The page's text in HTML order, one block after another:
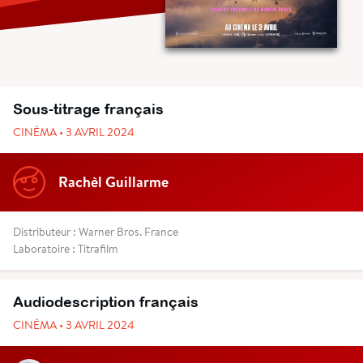
Sous-titrage français
CINÉMA • 3 AVRIL 2024
Rachèl Guillarme
Distributeur : Warner Bros. France
Laboratoire : Titrafilm
Audiodescription français
CINÉMA • 3 AVRIL 2024